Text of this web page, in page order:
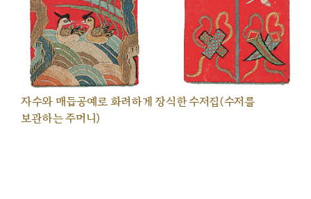
자수와 매듭공예로 화려하게 장식한 수저집(수저를
보관하는 주머니)